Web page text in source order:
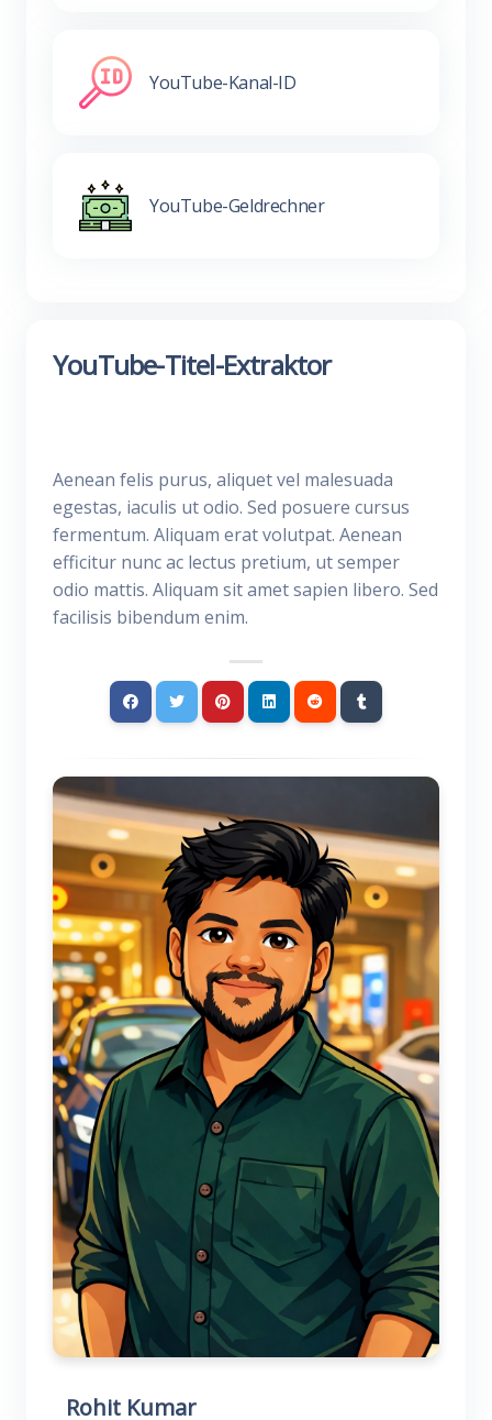
YouTube-Kanal-ID
YouTube-Geldrechner
YouTube-Titel-Extraktor
Aenean felis purus, aliquet vel malesuada
egestas, iaculis ut odio. Sed posuere cursus
fermentum. Aliquam erat volutpat. Aenean
efficitur nunc ac lectus pretium, ut semper
odio mattis. Aliquam sit amet sapien libero. Sed
facilisis bibendum enim.
Rohit Kumar